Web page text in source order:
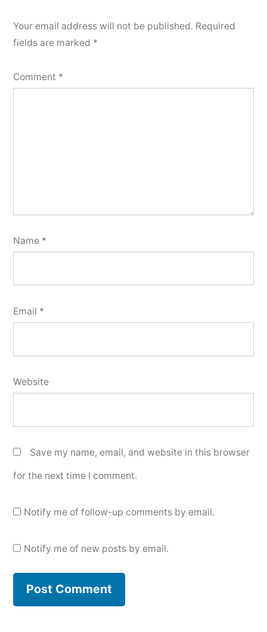
Your email address will not be published. Required
fields are marked *
Comment *
Name *
Email *
Website
Save my name, email, and website in this browser
for the next time I comment.
Notify me of follow-up comments by email.
Notify me of new posts by email.